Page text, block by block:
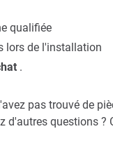
qualifiée
lors de l'installation
.
pas trouvé de
d'autres questions ?